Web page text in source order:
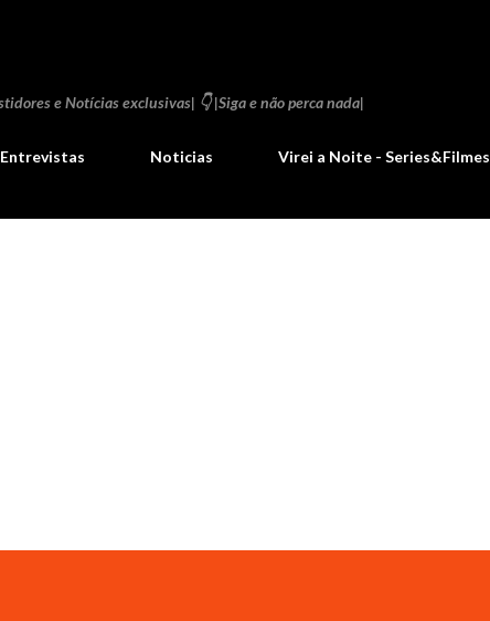
e Notícias exclusivas| 👇 |Siga e não perca nada|
Entrevistas Noticias Virei a Noite - Series&Filmes